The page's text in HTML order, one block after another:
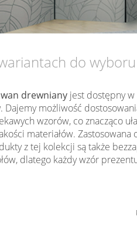
do wyboru
drewniany jest dostępny
Dajemy możliwość
wzorów, co znacząco
materiałów.
z tej kolekcji są także
dlatego każdy wzór